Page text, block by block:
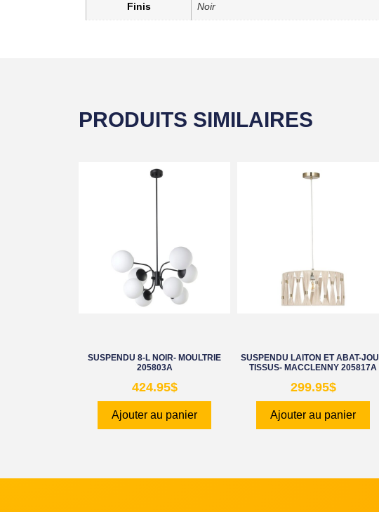
Finis Noir
PRODUITS SIMILAIRES
SUSPENDU 8-L NOIR- MOULTRIE
205803A
424.95$
Ajouter au panier
SUSPENDU LAITON ET ABAT-
TISSUS- MACCLENNY 205817A
299.95$
Ajouter au panier